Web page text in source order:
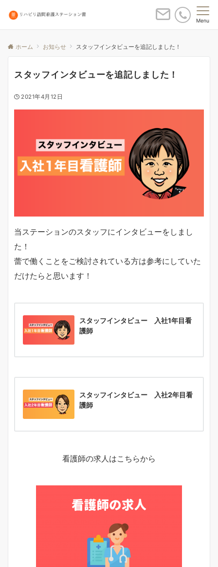
Menu
ホーム お知らせ スタッフインタビューを追記しました！
スタッフインタビューを追記しました！
2021年4月12日
当ステーションのスタッフにインタビューをしまし
た！
蕾で働くことをご検討されている方は参考にしていた
だけたらと思います！
スタッフインタビュー 入社1年目看
護師
スタッフインタビュー 入社2年目看
護師
看護師の求人はこちらから